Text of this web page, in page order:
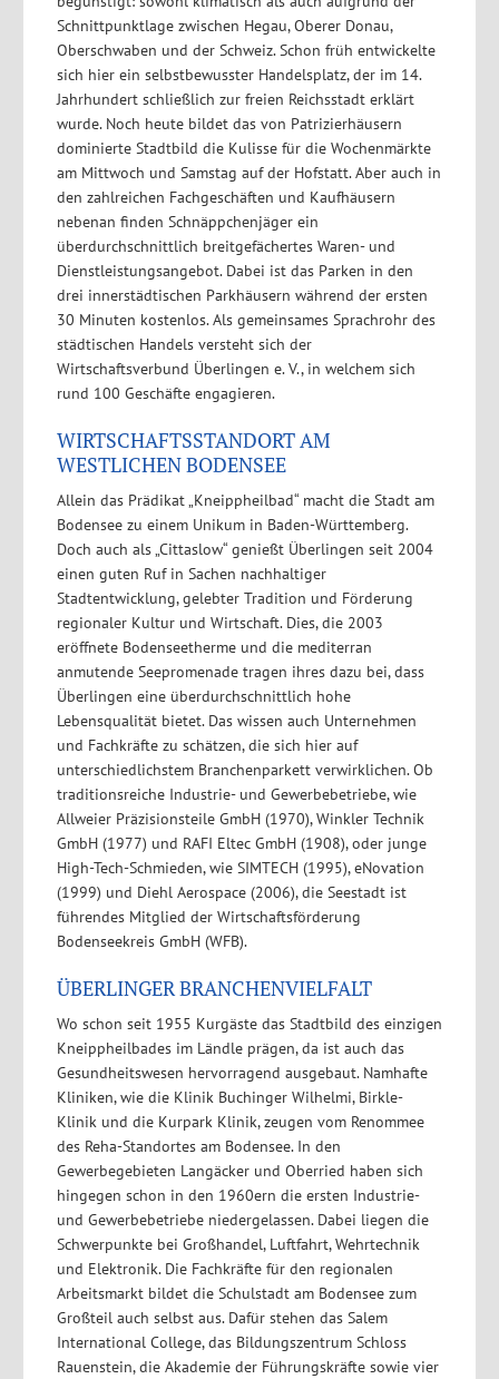
Schnittpunktlage zwischen Hegau, Oberer Donau,
Oberschwaben und der Schweiz. Schon früh entwickelte
sich hier ein selbstbewusster Handelsplatz, der im 14.
Jahrhundert schließlich zur freien Reichsstadt erklärt
wurde. Noch heute bildet das von Patrizierhäusern
dominierte Stadtbild die Kulisse für die Wochenmärkte
am Mittwoch und Samstag auf der Hofstatt. Aber auch in
den zahlreichen Fachgeschäften und Kaufhäusern
nebenan finden Schnäppchenjäger ein
überdurchschnittlich breitgefächertes Waren- und
Dienstleistungsangebot. Dabei ist das Parken in den
drei innerstädtischen Parkhäusern während der ersten
30 Minuten kostenlos. Als gemeinsames Sprachrohr des
städtischen Handels versteht sich der
Wirtschaftsverbund Überlingen e. V., in welchem sich
rund 100 Geschäfte engagieren.
WIRTSCHAFTSSTANDORT AM
WESTLICHEN BODENSEE
Allein das Prädikat „Kneippheilbad“ macht die Stadt am
Bodensee zu einem Unikum in Baden-Württemberg.
Doch auch als „Cittaslow“ genießt Überlingen seit 2004
einen guten Ruf in Sachen nachhaltiger
Stadtentwicklung, gelebter Tradition und Förderung
regionaler Kultur und Wirtschaft. Dies, die 2003
eröffnete Bodenseetherme und die mediterran
anmutende Seepromenade tragen ihres dazu bei, dass
Überlingen eine überdurchschnittlich hohe
Lebensqualität bietet. Das wissen auch Unternehmen
und Fachkräfte zu schätzen, die sich hier auf
unterschiedlichstem Branchenparkett verwirklichen. Ob
traditionsreiche Industrie- und Gewerbebetriebe, wie
Allweier Präzisionsteile GmbH (1970), Winkler Technik
GmbH (1977) und RAFI Eltec GmbH (1908), oder junge
High-Tech-Schmieden, wie SIMTECH (1995), eNovation
(1999) und Diehl Aerospace (2006), die Seestadt ist
führendes Mitglied der Wirtschaftsförderung
Bodenseekreis GmbH (WFB).
ÜBERLINGER BRANCHENVIELFALT
Wo schon seit 1955 Kurgäste das Stadtbild des einzigen
Kneippheilbades im Ländle prägen, da ist auch das
Gesundheitswesen hervorragend ausgebaut. Namhafte
Kliniken, wie die Klinik Buchinger Wilhelmi, Birkle-
Klinik und die Kurpark Klinik, zeugen vom Renommee
des Reha-Standortes am Bodensee. In den
Gewerbegebieten Langäcker und Oberried haben sich
hingegen schon in den 1960ern die ersten Industrie-
und Gewerbebetriebe niedergelassen. Dabei liegen die
Schwerpunkte bei Großhandel, Luftfahrt, Wehrtechnik
und Elektronik. Die Fachkräfte für den regionalen
Arbeitsmarkt bildet die Schulstadt am Bodensee zum
Großteil auch selbst aus. Dafür stehen das Salem
International College, das Bildungszentrum Schloss
Rauenstein, die Akademie der Führungskräfte sowie vier